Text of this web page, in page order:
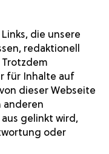
die unsere
redaktionell
für Inhalte auf
dieser Webseite
anderen
gelinkt wird,
oder